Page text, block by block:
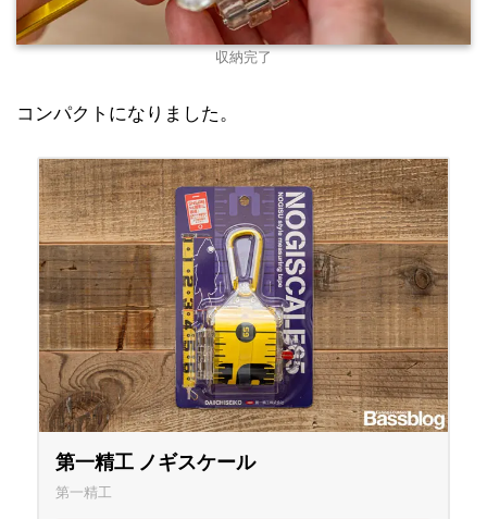
収納完了
コンパクトになりました。
第一精工 ノギスケール
第一精工